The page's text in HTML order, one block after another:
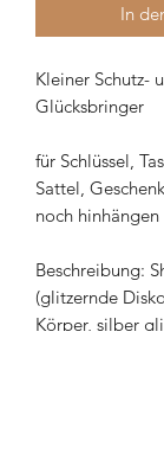
In
Kleiner Schutz-
Glücksbringer
für Schlüssel,
Sattel,
noch hinhängen
Beschreibung:
(glitzernde
Körper, silber